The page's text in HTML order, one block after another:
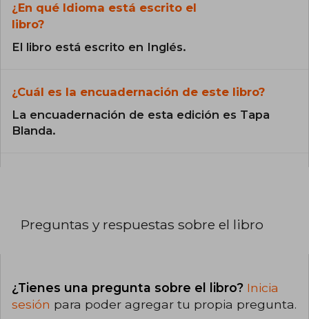
¿En qué Idioma está escrito el
libro?
El libro está escrito en Inglés.
¿Cuál es la encuadernación de este libro?
La encuadernación de esta edición es Tapa
Blanda.
Preguntas y respuestas sobre el libro
¿Tienes una pregunta sobre el libro? Inicia
sesión para poder agregar tu propia pregunta.